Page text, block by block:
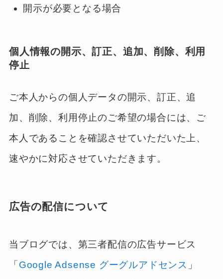
開示が必要となる場合
個人情報の開示、訂正、追加、削除、利用
停止
ご本人からの個人データの開示、訂正、追
加、削除、利用停止のご希望の場合には、ご
本人であることを確認させていただいた上、
速やかに対応させていただきます。
広告の配信について
当ブログでは、第三者配信の広告サービス
「 Google Adsense グーグルアドセンス 」